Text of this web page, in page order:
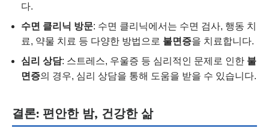
다.
수면 클리닉 방문: 수면 클리닉에서는 수면 검사, 행동 치
료, 약물 치료 등 다양한 방법으로 불면증을 치료합니다.
심리 상담: 스트레스, 우울증 등 심리적인 문제로 인한 불
면증의 경우, 심리 상담을 통해 도움을 받을 수 있습니다.
결론: 편안한 밤, 건강한 삶